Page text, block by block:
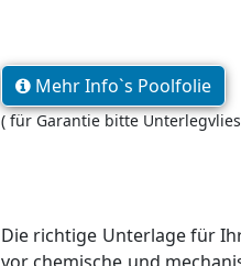
Mehr Info`s Poolfolie
( für Garantie bitte
Die richtige Unterlage für